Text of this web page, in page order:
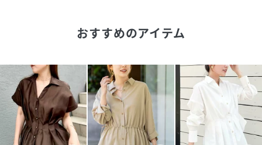
より、実際の商品と比較し色味に若干の誤差が生じる場合が
加工、サイズが若干異なる場合がございます。
サックス：身長161cm 着用サイズ：38
ベージュ：身長158cm 着用サイズ：38
チャコールグレー：身長160cm 着用サイズ：38
おすすめのアイテム